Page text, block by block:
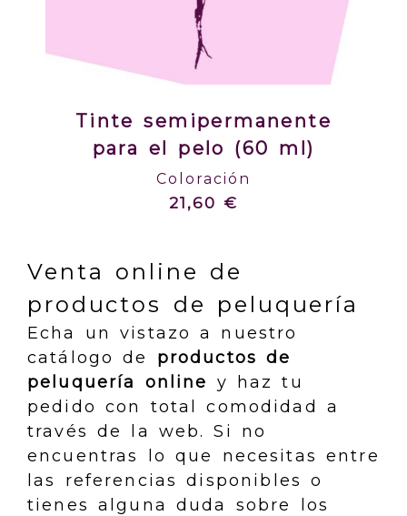
Tinte semipermanente
para el pelo (60 ml)
Coloración
21,60 €
Venta online de
productos de peluquería
Echa un vistazo a nuestro
catálogo de productos de
peluquería online y haz tu
pedido con total comodidad a
través de la web. Si no
encuentras lo que necesitas entre
las referencias disponibles o
tienes alguna duda sobre los